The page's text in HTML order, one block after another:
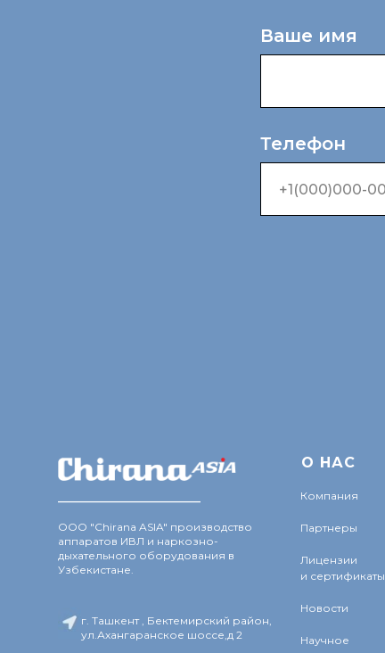
Ваше имя
Телефон
Компания
Партнеры
Лицензии
и сертификаты
Новости
Научное
г. Ташкент , Бектемирский район,
ул.Ахангаранское шоссе,д 2
ООО "Chirana ASIA" производство
аппаратов ИВЛ и наркозно-
дыхательного оборудования в
Узбекистане.
О НАС